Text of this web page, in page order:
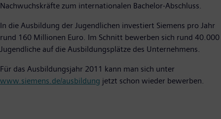
Nachwuchskräfte zum internationalen Bachelor-Abschluss.
In die Ausbildung der Jugendlichen investiert Siemens pro Jahr
rund 160 Millionen Euro. Im Schnitt bewerben sich rund 40.000
Jugendliche auf die Ausbildungsplätze des Unternehmens.
Für das Ausbildungsjahr 2011 kann man sich unter
www.siemens.de/ausbildung jetzt schon wieder bewerben.